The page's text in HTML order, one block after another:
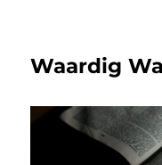
Waardig